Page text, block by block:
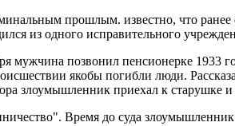
прошлым. известно, что
из одного исправительного
мужчина позвонил пенсионерке
якобы погибли люди.
злоумышленник приехал к старушке
Время до суда злоумышленник